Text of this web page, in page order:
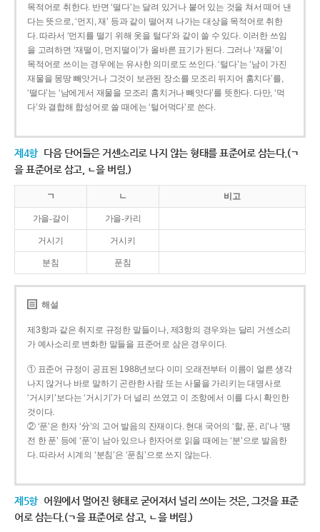
목적어로 취한다. 반면 ‘떨다’는 달려 있거나 붙어 있는 것을 쳐서 떼어 낸
다는 뜻으로, ‘먼지, 재’ 등과 같이 떨어져 나가는 대상을 목적어로 취한
다. 따라서 ‘먼지를 떨기 위해 옷을 털다’와 같이 쓸 수 있다. 이러한 쓰임
을 고려하면 ‘재떨이, 먼지떨이’가 올바른 표기가 된다. 그러나 ‘재물’이
목적어로 쓰이는 경우에는 유사한 의미로도 쓰인다. ‘털다’는 ‘남이 가진
재물을 몽땅 빼앗거나 그것이 보관된 장소를 모조리 뒤지어 훔치다’를,
‘떨다’는 ‘남에게서 재물을 모조리 훔치거나 빼앗다’를 뜻한다. 다만, ‘먹
다’와 결합해 합성어로 쓸 때에는 ‘털어먹다’로 쓴다.
제4항 다음 단어들은 거센소리로 나지 않는 형태를 표준어로 삼는다.(ㄱ
을 표준어로 삼고, ㄴ을 버림.)
ㄱ ㄴ 비고
가을-갈이 가을-카리
거시기 거시키
분침 푼침
해설
제3항과 같은 취지로 규정한 말들이나, 제3항의 경우와는 달리 거센소리
가 예사소리로 변화한 말들을 표준어로 삼은 경우이다.
① 표준어 규정이 공표된 1988년보다 이미 오래전부터 이름이 얼른 생각
나지 않거나 바로 말하기 곤란한 사람 또는 사물을 가리키는 대명사로
‘거시키’보다는 ‘거시기’가 더 널리 쓰였고 이 조항에서 이를 다시 확인한
것이다.
② ‘푼’은 한자 ‘分’의 고어 발음의 잔재이다. 현대 국어의 ‘할, 푼, 리’나 ‘땡
전 한 푼’ 등에 ‘푼’이 남아 있으나 한자어로 읽을 때에는 ‘분’으로 발음한
다. 따라서 시계의 ‘분침’은 ‘푼침’으로 쓰지 않는다.
제5항 어원에서 멀어진 형태로 굳어져서 널리 쓰이는 것은, 그것을 표준
어로 삼는다.(ㄱ을 표준어로 삼고, ㄴ을 버림.)